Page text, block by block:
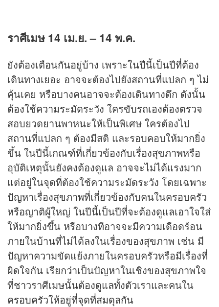
ราศีเมษ 14 เม.ย.– 14 พ.ค.
ยังต้องเตือนกันอยู่บ้าง เพราะในปีนี้เป็นปีที่ต้อง
เดินทางเยอะ อาจจะต้องไปยังสถานที่แปลก ๆ ไม่
คุ้นเคย หรือบางคนอาจจะต้องเดินทางดึก ดังนั้น
ต้องใช้ความระมัดระวัง ใครขับรถเองต้องตรวจ
สอบยวดยานพาหนะให้เป็นพิเศษ ใครต้องไป
สถานที่แปลก ๆ ต้องมีสติ และรอบคอบให้มากยิ่ง
ขึ้น ในปีนี้เกณฑ์ที่เกี่ยวข้องกับเรื่องสุขภาพหรือ
อุบัติเหตุนั้นยังคงต้องดูแล อาจจะไม่ได้แรงมาก
แต่อยู่ในจุดที่ต้องใช้ความระมัดระวัง โดยเฉพาะ
ปัญหาเรื่องสุขภาพที่เกี่ยวข้องกับคนในครอบครัว
หรือญาติผู้ใหญ่ ในปีนี้เป็นปีที่จะต้องดูแลเอาใจใส่
ให้มากยิ่งขึ้น หรือบางทีอาจจะมีความเดือดร้อน
ภายในบ้านที่ไม่ได้ลงในเรื่องของสุขภาพ เช่น มี
ปัญหาความขัดแย้งภายในครอบครัวหรือมีเรื่องที่
ผิดใจกัน เรียกว่าเป็นปัญหาในเชิงของสุขภาพใจ
ที่ชาวราศีเมษนั้นต้องดูแลทั้งตัวเราและคนใน
ครอบครัวให้อยู่ที่จุดที่สมดุลกัน